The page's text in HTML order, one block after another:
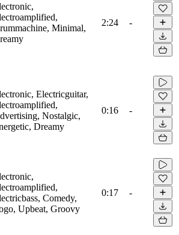
Minimal,
2:24 -
Electricguitar,
Nostalgic,
Dreamy
0:16 -
Comedy,
Upbeat, Groovy
0:17 -